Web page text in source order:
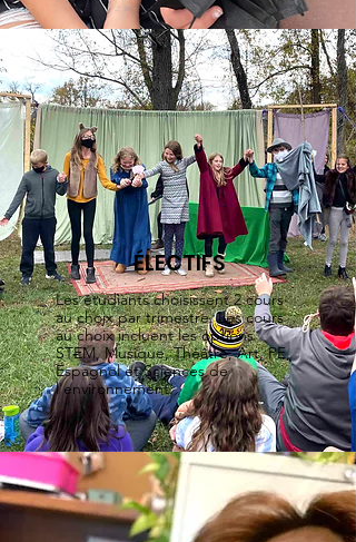
ÉLECTIFS
Les étudiants choisissent 2 cours
au choix par trimestre. Les cours
au choix incluent les options
STEM, Musique, Théâtre, Art, PE,
Espagnol et Sciences de
l'environnement.